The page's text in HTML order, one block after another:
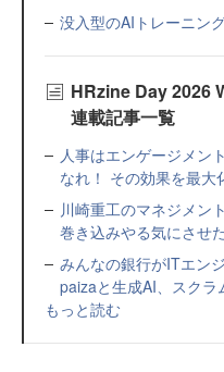
没入型のAIトレーニン
HRzine Day 2026
連載記事一覧
人事はエンゲージメン
なれ！ その効果を最大
川崎重工のマネジメ
巻き込みやる気にさせ
みんなの銀行がITエン
paizaと生成AI、スクラ
もっと読む